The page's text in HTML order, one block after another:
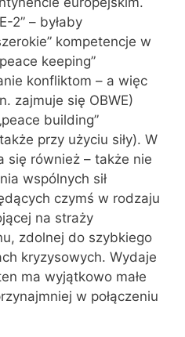
2” – byłaby
kompetencje w
keeping”
konfliktom – a więc
zajmuje się OBWE)
building”
przy użyciu siły). W
się również – także nie
wspólnych sił
czymś w rodzaju
na straży
zdolnej do szybkiego
kryzysowych. Wydaje
ma wyjątkowo małe
w połączeniu